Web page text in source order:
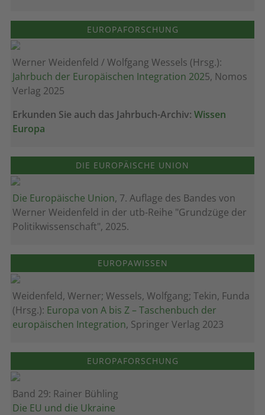
EUROPAFORSCHUNG
Werner Weidenfeld / Wolfgang Wessels (Hrsg.):
Jahrbuch der Europäischen Integration 2025, Nomos
Verlag 2025
Erkunden Sie auch das Jahrbuch-Archiv: Wissen
Europa
DIE EUROPÄISCHE UNION
Die Europäische Union, 7. Auflage des Bandes von
Werner Weidenfeld in der utb-Reihe "Grundzüge der
Politikwissenschaft", 2025.
EUROPAWISSEN
Weidenfeld, Werner; Wessels, Wolfgang; Tekin, Funda
(Hrsg.): Europa von A bis Z – Taschenbuch der
europäischen Integration, Springer Verlag 2023
EUROPAFORSCHUNG
Band 29: Rainer Bühling
Die EU und die Ukraine